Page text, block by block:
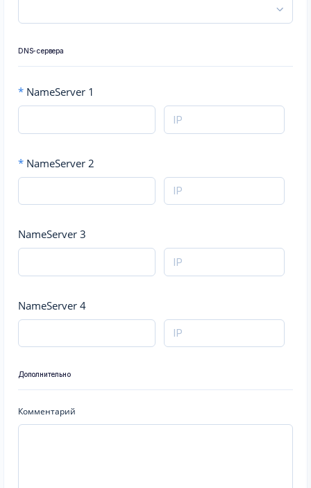
DNS-сервера
* NameServer 1
* NameServer 2
NameServer 3
NameServer 4
Дополнительно
Комментарий